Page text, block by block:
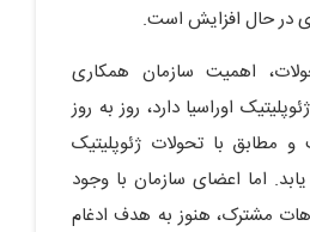
در حال افزایش است.
اهمیت سازمان همکاری
اوراسیا دارد، روز به روز
مطابق با تحولات ژئوپلیتیک
اما اعضای سازمان با وجود
مشترک، هنوز به هدف ادغام